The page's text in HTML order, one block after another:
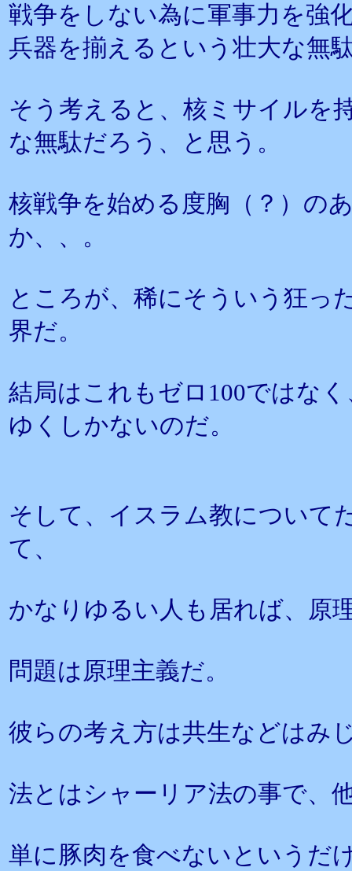
戦争をしない為に軍事力を強
兵器を揃えるという壮大な無
そう考えると、核ミサイルを
な無駄だろう、と思う。
核戦争を始める度胸（？）の
か、、。
ところが、稀にそういう狂っ
界だ。
結局はこれもゼロ100ではな
ゆくしかないのだ。
そして、イスラム教について
て、
かなりゆるい人も居れば、原
問題は原理主義だ。
彼らの考え方は共生などはみ
法とはシャーリア法の事で、
単に豚肉を食べないというだ